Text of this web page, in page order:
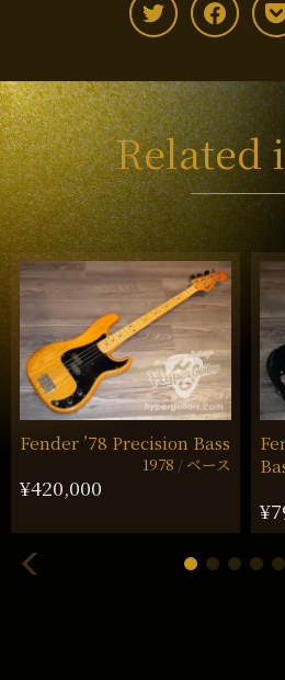
Related
Fender ’78 Precision Bass
1978 ベース
¥420,000